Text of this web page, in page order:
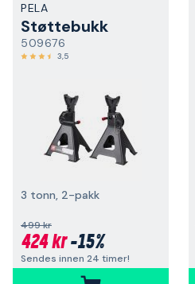
PELA
Støttebukk
509676
3,5
3 tonn, 2-pakk
499 kr
424 kr-15%
Sendes innen 24 timer!